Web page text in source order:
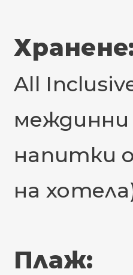
All
междинни
напитки
на
Плаж: